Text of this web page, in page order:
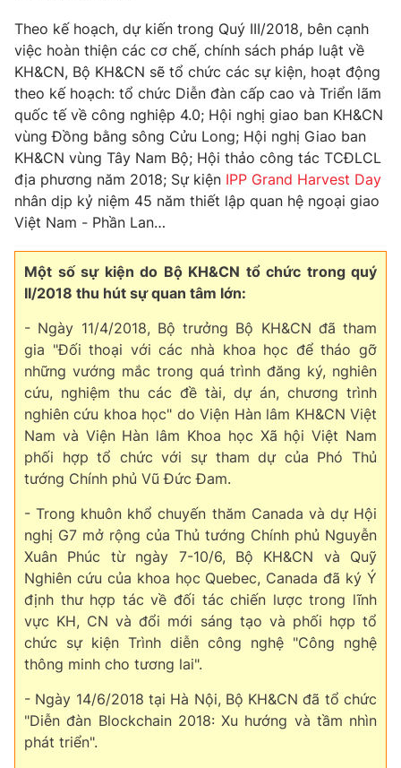
Theo kế hoạch, dự kiến trong Quý III/2018, bên cạnh
việc hoàn thiện các cơ chế, chính sách pháp luật về
KH&CN, Bộ KH&CN sẽ tổ chức các sự kiện, hoạt động
theo kế hoạch: tổ chức Diễn đàn cấp cao và Triển lãm
quốc tế về công nghiệp 4.0; Hội nghị giao ban KH&CN
vùng Đồng bằng sông Cửu Long; Hội nghị Giao ban
KH&CN vùng Tây Nam Bộ; Hội thảo công tác TCĐLCL
địa phương năm 2018; Sự kiện IPP Grand Harvest Day
nhân dịp kỷ niệm 45 năm thiết lập quan hệ ngoại giao
Việt Nam - Phần Lan…
Một số sự kiện do Bộ KH&CN tổ chức trong quý
II/2018 thu hút sự quan tâm lớn:
- Ngày 11/4/2018, Bộ trưởng Bộ KH&CN đã tham
gia "Đối thoại với các nhà khoa học để tháo gỡ
những vướng mắc trong quá trình đăng ký, nghiên
cứu, nghiệm thu các đề tài, dự án, chương trình
nghiên cứu khoa học" do Viện Hàn lâm KH&CN Việt
Nam và Viện Hàn lâm Khoa học Xã hội Việt Nam
phối hợp tổ chức với sự tham dự của Phó Thủ
tướng Chính phủ Vũ Đức Đam.
- Trong khuôn khổ chuyến thăm Canada và dự Hội
nghị G7 mở rộng của Thủ tướng Chính phủ Nguyễn
Xuân Phúc từ ngày 7-10/6, Bộ KH&CN và Quỹ
Nghiên cứu của khoa học Quebec, Canada đã ký Ý
định thư hợp tác về đối tác chiến lược trong lĩnh
vực KH, CN và đổi mới sáng tạo và phối hợp tổ
chức sự kiện Trình diễn công nghệ "Công nghệ
thông minh cho tương lai".
- Ngày 14/6/2018 tại Hà Nội, Bộ KH&CN đã tổ chức
"Diễn đàn Blockchain 2018: Xu hướng và tầm nhìn
phát triển".